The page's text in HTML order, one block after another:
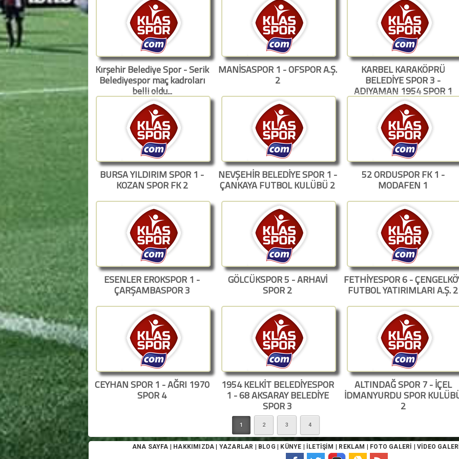
Kırşehir Belediye Spor - Serik
Belediyespor maç kadroları
belli oldu...
MANİSASPOR 1 - OFSPOR A.Ş.
2
KARBEL KARAKÖPRÜ
BELEDİYE SPOR 3 -
ADIYAMAN 1954 SPOR 1
BURSA YILDIRIM SPOR 1 -
KOZAN SPOR FK 2
NEVŞEHİR BELEDİYE SPOR 1 -
ÇANKAYA FUTBOL KULÜBÜ 2
52 ORDUSPOR FK 1 -
MODAFEN 1
ESENLER EROKSPOR 1 -
ÇARŞAMBASPOR 3
GÖLCÜKSPOR 5 - ARHAVİ
SPOR 2
FETHİYESPOR 6 -
FUTBOL YATIRIMLARI A.Ş. 2
CEYHAN SPOR 1 - AĞRI 1970
SPOR 4
1954 KELKİT BELEDİYESPOR
1 - 68 AKSARAY BELEDİYE
SPOR 3
ALTINDAĞ SPOR 7 - İÇEL
İDMANYURDU SPOR
2
1 2 3 4
ANA SAYFA HAKKIMIZDA YAZARLAR BLOG KÜNYE İLETİŞİM REKLAM FOTO GALERİ VİDEO